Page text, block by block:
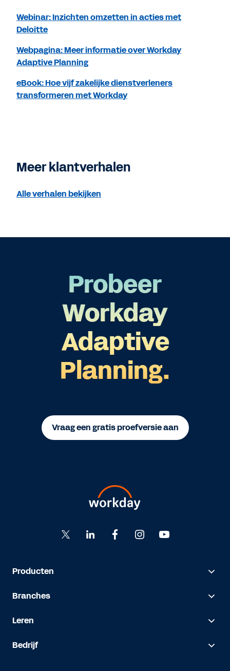
Webinar: Inzichten omzetten in acties met
Deloitte
Webpagina: Meer informatie over Workday
Adaptive Planning
eBook: Hoe vijf zakelijke dienstverleners
transformeren met Workday
Meer klantverhalen
Alle verhalen bekijken
Probeer
Workday
Adaptive
Planning.
Vraag een gratis proefversie aan
Producten
Branches
Leren
Bedrijf